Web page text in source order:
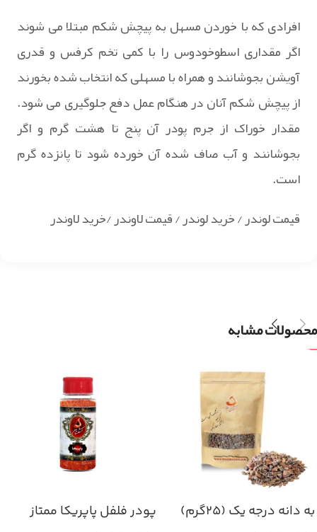
افرادی که با خوردن مسهل به پیچش شکم مبتلا می شوند
اگر مقداری اسطوخودوس را با کمی تخم کرفس و قدری
آویشن بجوشانند و همراه با مسهلی که انتخاب شده بخورند
از پیچش شکم آنان در هنگام عمل دفع جلوگیری می شود.
مقدار خوراک از جرم پودر آن پنج تا هشت گرم و اگر
بجوشانند و آب صاف شده آن خورده شود تا پانزده گرم
است.
قیمت لوندر / خرید لوندر / قیمت لاوندر /خرید لاوندر
محصولات مشابه
به دانه درجه یک (۲۵گرم)
پودر فلفل پاپریکا ممتاز